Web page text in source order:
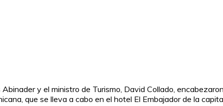
y el ministro de Turismo, David Collado,
que se lleva a cabo en el hotel El Embajador de la